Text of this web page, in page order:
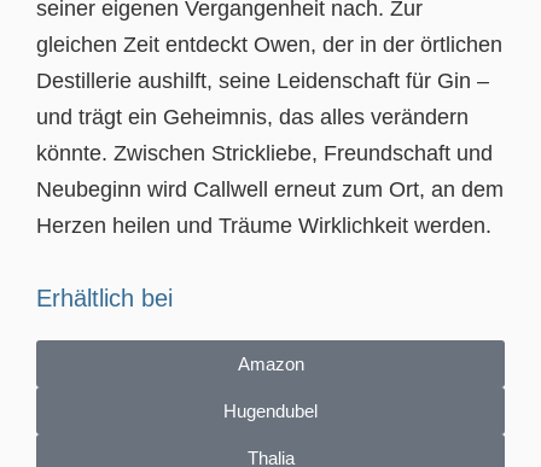
seiner eigenen Vergangenheit nach. Zur
gleichen Zeit entdeckt Owen, der in der örtlichen
Destillerie aushilft, seine Leidenschaft für Gin –
und trägt ein Geheimnis, das alles verändern
könnte. Zwischen Strickliebe, Freundschaft und
Neubeginn wird Callwell erneut zum Ort, an dem
Herzen heilen und Träume Wirklichkeit werden.
Erhältlich bei
Amazon
Hugendubel
Thalia